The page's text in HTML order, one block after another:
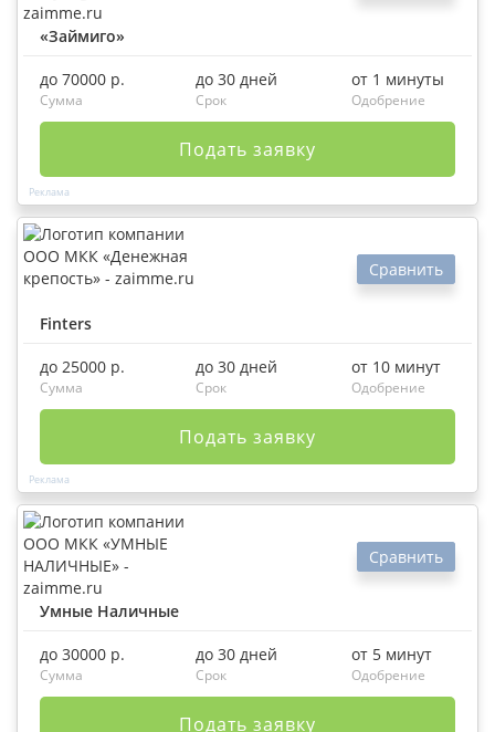
«Займиго»
до 70000 р.
Сумма
до 30 дней
Срок
от 1 минуты
Одобрение
Подать заявку
Finters
Сравнить
до 25000 р.
Сумма
до 30 дней
Срок
от 10 минут
Одобрение
Подать заявку
Умные Наличные
Сравнить
до 30000 р.
Сумма
до 30 дней
Срок
от 5 минут
Одобрение
Подать заявку